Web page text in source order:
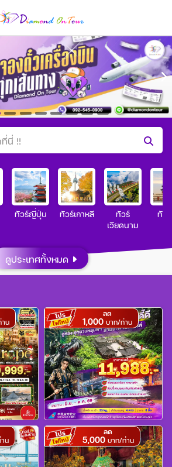
นี่ !!
หาโปรแกรมทัวร์
ทัวร์ญี่ปุ่น ทัวร์เกาหลี
ทัวร์
เวียดนาม
ทัว
ดูประเทศทั้งหมด
น
ลด
1,000 บาท/ท่าน
น
ลด
5,000 บาท/ท่าน